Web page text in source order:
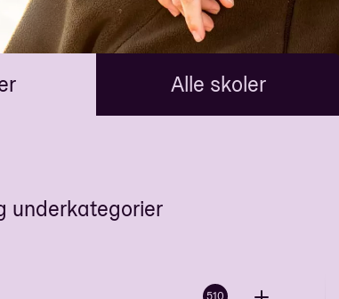
Alle skoler
underkategorier
510